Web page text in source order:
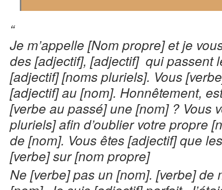
“
Je m’appelle [Nom propre] et je
des [adjectif], [adjectif] qui passent
[adjectif] [noms pluriels]. Vous
[adjectif] au [nom]. Honnêtement,
[verbe au passé] une [nom] ? Vous
pluriels] afin d’oublier votre propre
de [nom]. Vous êtes [adjectif] que
[verbe] sur [nom propre]
Ne [verbe] pas un [nom]. [verbe] de